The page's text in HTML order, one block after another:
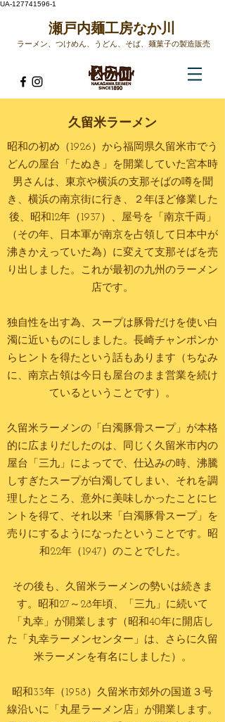
UA-127741596-1
​瀬戸内麺工房なか川
ラーメン、つけめん、うどん、そば、麺菓子の製造販売​
久留米ラーメン
昭和の初め（1926）から福岡県久留米市でう
どんの屋台「たぬき」を開業していた宮本時
男さんは、東京や横浜の支那そばの噂を聞
き、横浜の南京街に行き、２年ほど修業した
後、昭和12年（1937）、屋号を「南京千両」
（その年、日本軍が南京を占領して日本中が
沸きかえっていた為）に変えて支那そばを売
り出しました。これが最初の九州のラーメン
店です。
独自性を出す為、スープは豚骨だけを使い白
濁に近いものにしました。長崎チャンポンか
らヒントを得たという話もあります（ちなみ
に、南京占領は今日も屋台のまま営業を続け
ているということです）。
久留米ラーメンの「白濁豚骨スープ」が本格
的に広まりだしたのは、同じく久留米市内の
屋台「三九」によってで、仕込みの時、沸騰
しすぎたスープが白濁してしまい、それを調
理したところ、意外に美味しかったことにヒ
ントを得て、それ以来「白濁豚骨スープ」を
売りにするようになったということです。昭
和22年（1947）のことでした。
その後も、久留米ラーメンの勢いは続きま
す。昭和27～28年頃、「三九」に続いて
「丸幸」が開業します（昭和40年に開店し
た「丸幸ラーメンセンター」は、さらに久留
米ラーメンを有名にしました）。
昭和33年（1958）久留米市郊外の国道３号
線沿いに「丸星ラーメン店」が開業します。